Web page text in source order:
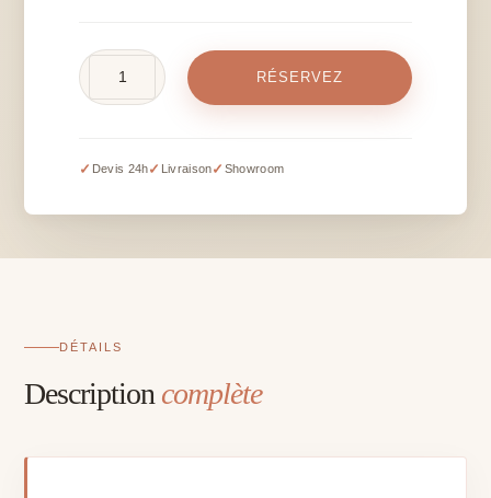
noir
x
impression
RÉSERVEZ
✓ Devis 24h✓ Livraison✓ Showroom
DÉTAILS
Descriptioncomplète